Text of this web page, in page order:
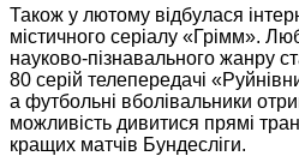
Також у лютому відбулася
містичного серіалу «Грімм».
науково-пізнавального жанру
80 серій телепередачі
а футбольні вболівальники
можливість дивитися прямі
кращих матчів Бундесліги.